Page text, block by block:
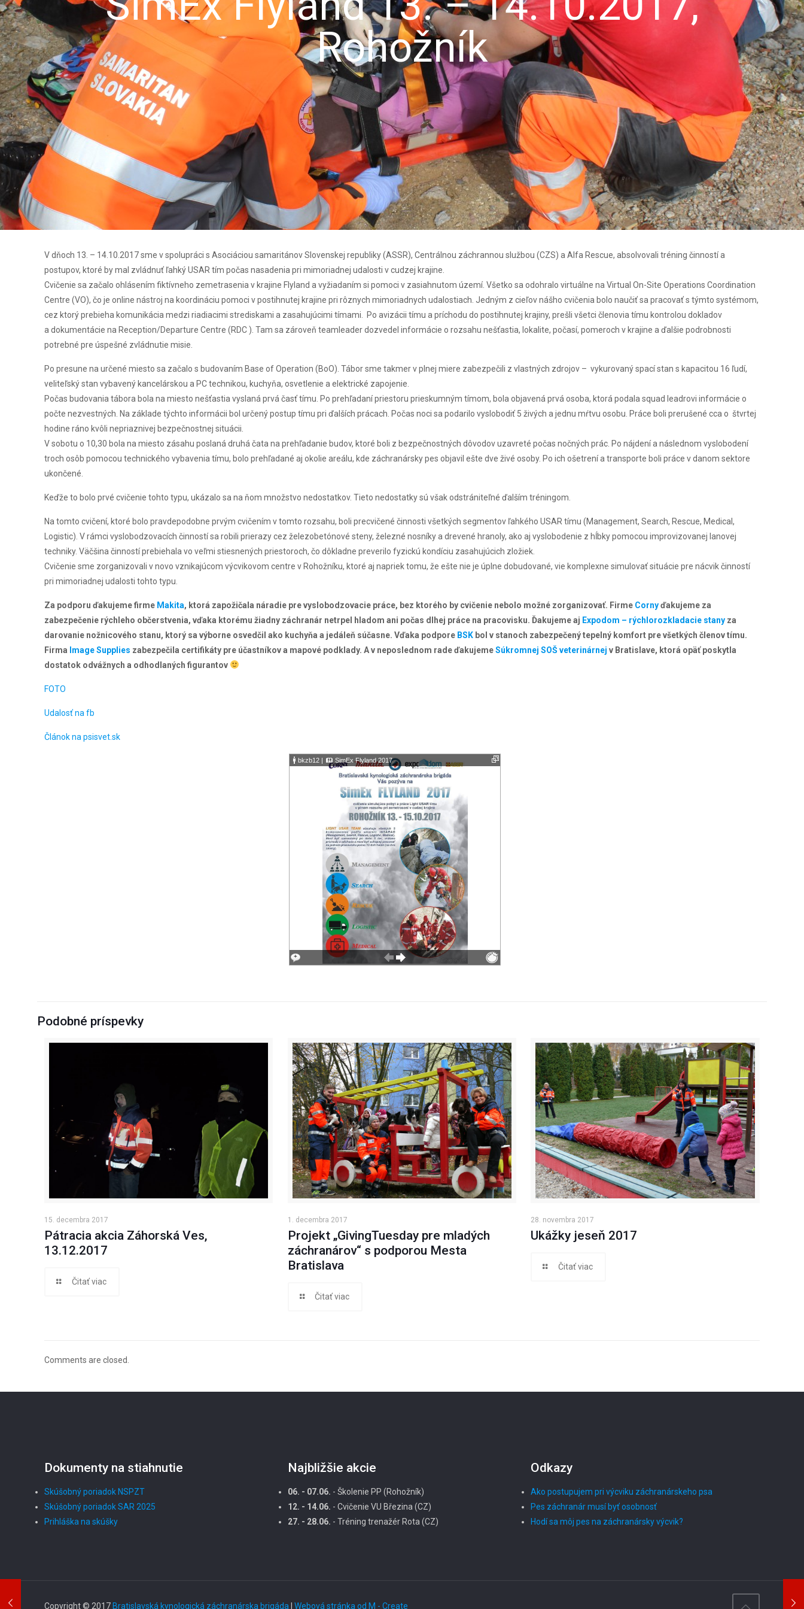
Rohožník
V dňoch 13. – 14.10.2017 sme v spolupráci s Asociáciou samaritánov Slovenskej republiky (ASSR), Centrálnou záchrannou službou (CZS) a Alfa Rescue, absolvovali tréning činností a
postupov, ktoré by mal zvládnuť ľahký USAR tím počas nasadenia pri mimoriadnej udalosti v cudzej krajine.
Cvičenie sa začalo ohlásením fiktívneho zemetrasenia v krajine Flyland a vyžiadaním si pomoci v zasiahnutom území. Všetko sa odohralo virtuálne na Virtual On-Site Operations Coordination
Centre (VO), čo je online nástroj na koordináciu pomoci v postihnutej krajine pri rôznych mimoriadnych udalostiach. Jedným z cieľov nášho cvičenia bolo naučiť sa pracovať s týmto systémom,
cez ktorý prebieha komunikácia medzi riadiacimi strediskami a zasahujúcimi tímami. Po avizácii tímu a príchodu do postihnutej krajiny, prešli všetci členovia tímu kontrolou dokladov
a dokumentácie na Reception/Departure Centre (RDC ). Tam sa zároveň teamleader dozvedel informácie o rozsahu nešťastia, lokalite, počasí, pomeroch v krajine a ďalšie podrobnosti
potrebné pre úspešné zvládnutie misie.
Po presune na určené miesto sa začalo s budovaním Base of Operation (BoO). Tábor sme takmer v plnej miere zabezpečili z vlastných zdrojov – vykurovaný spací stan s kapacitou 16 ľudí,
veliteľský stan vybavený kancelárskou a PC technikou, kuchyňa, osvetlenie a elektrické zapojenie.
Počas budovania tábora bola na miesto nešťastia vyslaná prvá časť tímu. Po prehľadaní priestoru prieskumným tímom, bola objavená prvá osoba, ktorá podala squad leadrovi informácie o
počte nezvestných. Na základe týchto informácii bol určený postup tímu pri ďalších prácach. Počas noci sa podarilo vyslobodiť 5 živých a jednu mŕtvu osobu. Práce boli prerušené cca o štvrtej
hodine ráno kvôli nepriaznivej bezpečnostnej situácii.
V sobotu o 10,30 bola na miesto zásahu poslaná druhá čata na prehľadanie budov, ktoré boli z bezpečnostných dôvodov uzavreté počas nočných prác. Po nájdení a následnom vyslobodení
troch osôb pomocou technického vybavenia tímu, bolo prehľadané aj okolie areálu, kde záchranársky pes objavil ešte dve živé osoby. Po ich ošetrení a transporte boli práce v danom sektore
ukončené.
Keďže to bolo prvé cvičenie tohto typu, ukázalo sa na ňom množstvo nedostatkov. Tieto nedostatky sú však odstrániteľné ďalším tréningom.
Na tomto cvičení, ktoré bolo pravdepodobne prvým cvičením v tomto rozsahu, boli precvičené činnosti všetkých segmentov ľahkého USAR tímu (Management, Search, Rescue, Medical,
Logistic). V rámci vyslobodzovacích činností sa robili prierazy cez železobetónové steny, železné nosníky a drevené hranoly, ako aj vyslobodenie z hĺbky pomocou improvizovanej lanovej
techniky. Väčšina činností prebiehala vo veľmi stiesnených priestoroch, čo dôkladne preverilo fyzickú kondíciu zasahujúcich zložiek.
Cvičenie sme zorganizovali v novo vznikajúcom výcvikovom centre v Rohožníku, ktoré aj napriek tomu, že ešte nie je úplne dobudované, vie komplexne simulovať situácie pre nácvik činností
pri mimoriadnej udalosti tohto typu.
Za podporu ďakujeme firme Makita, ktorá zapožičala náradie pre vyslobodzovacie práce, bez ktorého by cvičenie nebolo možné zorganizovať. Firme Cornyďakujeme za
zabezpečenie rýchleho občerstvenia, vďaka ktorému žiadny záchranár netrpel hladom ani počas dlhej práce na pracovisku. Ďakujeme aj Expodom – rýchlorozkladacie stany za
darovanie nožnicového stanu, ktorý sa výborne osvedčil ako kuchyňa a jedáleň súčasne. Vďaka podpore BSK bol v stanoch zabezpečený tepelný komfort pre všetkých členov tímu.
Firma Image Supplies zabezpečila certifikáty pre účastníkov a mapové podklady. A v neposlednom rade ďakujemeSúkromnej SOŠ veterinárnej v Bratislave, ktorá opäť poskytla
dostatok odvážnych a odhodlaných figurantov
FOTO
Udalosť na fb
Článok na psisvet.sk
Podobné príspevky
15. decembra 2017
Pátracia akcia Záhorská Ves,
13.12.2017
Čitať viac
1. decembra 2017
Projekt „GivingTuesday pre mladých
záchranárov“ s podporou Mesta
Bratislava
Čitať viac
28. novembra 2017
Ukážky jeseň 2017
Čitať viac
Comments are closed.
Dokumenty na stiahnutie
Skúšobný poriadok NSPZT
Skúšobný poriadok SAR 2025
Prihláška na skúšky
Najbližšie akcie
06. - 07.06. - Školenie PP (Rohožník)
12. - 14.06. - Cvičenie VU Březina (CZ)
27. - 28.06. - Tréning trenažér Rota (CZ)
Odkazy
Ako postupujem pri výcviku záchranárskeho psa
Pes záchranár musí byť osobnosť
Hodí sa môj pes na záchranársky výcvik?
Copyright © 2017 Bratislavská kynologická záchranárska brigáda |Webová stránka od M - Create